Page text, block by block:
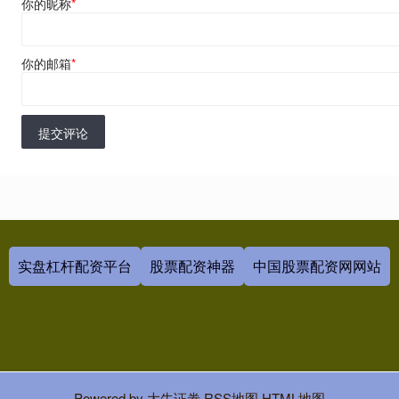
你的昵称*
你的邮箱*
提交评论
实盘杠杆配资平台 股票配资神器 中国股票配资网网站